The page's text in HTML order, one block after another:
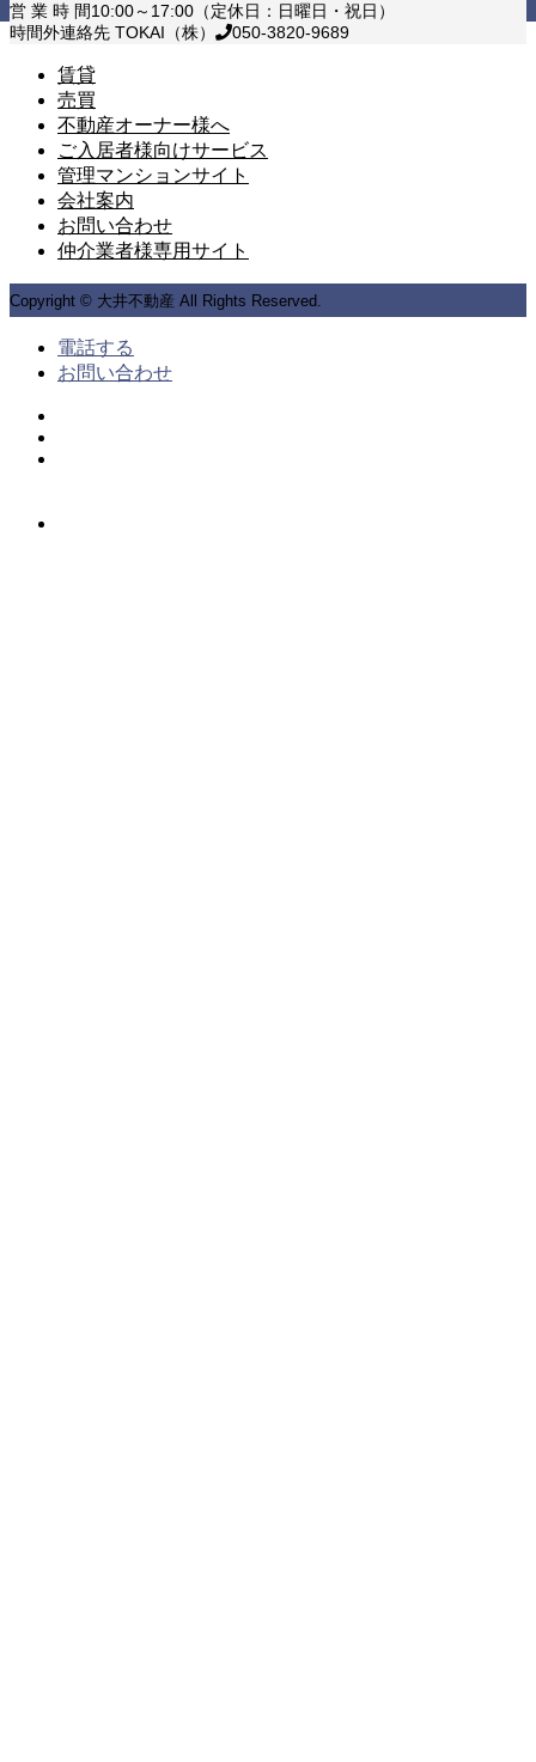
営 業 時 間10:00～17:00（定休日：日曜日・祝日）
時間外連絡先 TOKAI（株）
050-3820-9689
賃貸
売買
不動産オーナー様へ
ご入居者様向けサービス
管理マンションサイト
会社案内
お問い合わせ
仲介業者様専用サイト
Copyright © 大井不動産 All Rights Reserved.
電話する
お問い合わせ